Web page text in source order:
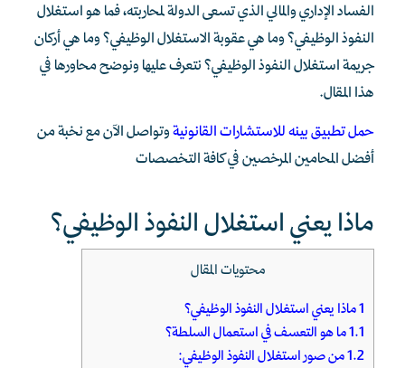
الفساد الإداري والمالي الذي تسعى الدولة لمحاربته، فما هو استغلال
النفوذ الوظيفي؟ وما هي عقوبة الاستغلال الوظيفي؟ وما هي أركان
جريمة استغلال النفوذ الوظيفي؟ نتعرف عليها ونوضح محاورها في
هذا المقال.
حمل تطبيق بينه للاستشارات القانونيةوتواصل الآن مع نخبة من
أفضل المحامين المرخصين في كافة التخصصات
ماذا يعني استغلال النفوذ الوظيفي؟
محتويات المقال
1ماذا يعني استغلال النفوذ الوظيفي؟
1.1ما هو التعسف في استعمال السلطة؟
1.2من صور استغلال النفوذ الوظيفي: